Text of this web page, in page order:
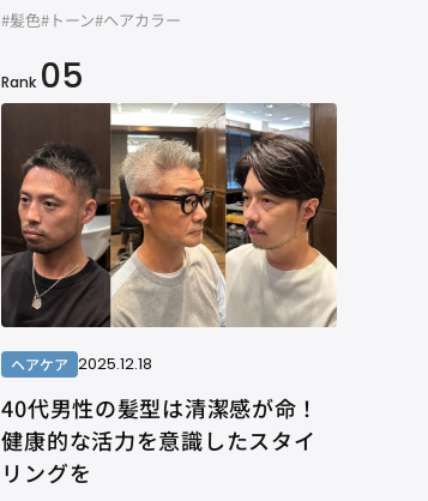
#髪色#トーン#ヘアカラー
Rank 05
ヘアケア 2025.12.18
40代男性の髪型は清潔感が命！
健康的な活力を意識したスタイ
リングを